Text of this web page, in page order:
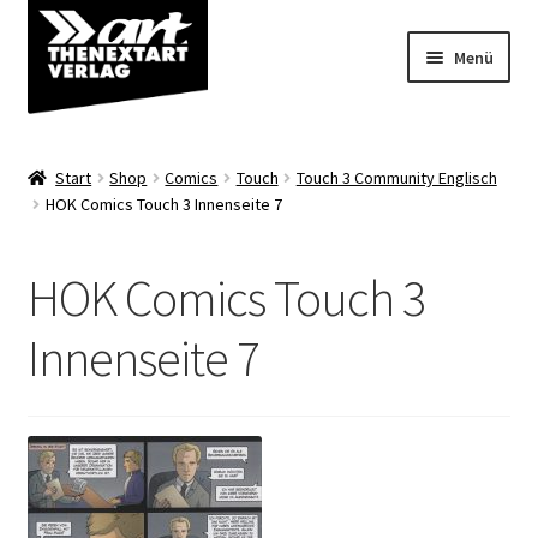
Zur
Navigation
springen
Zum
Inhalt
springen
Menü
Shop
Start Shop Comics Touch
Touch 3 Community Englisch
HOK Comics Touch 3 Innenseite 7
HOK Comics Touch 3
Innenseite 7